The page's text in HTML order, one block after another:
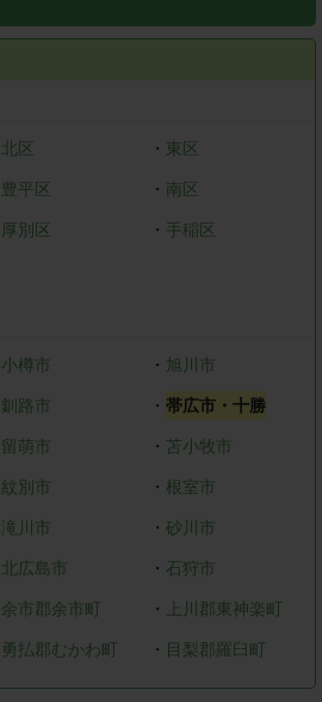
北区 ・ 東区
豊平区 ・ 南区
厚別区 ・ 手稲区
小樽市 ・ 旭川市
釧路市 ・帯広市・十勝
留萌市 ・苫小牧市
紋別市 ・ 根室市
滝川市 ・砂川市
北広島市 ・ 石狩市
余市郡余市町 ・ 上川郡東神楽町
勇払郡むかわ町 ・ 目梨郡羅臼町